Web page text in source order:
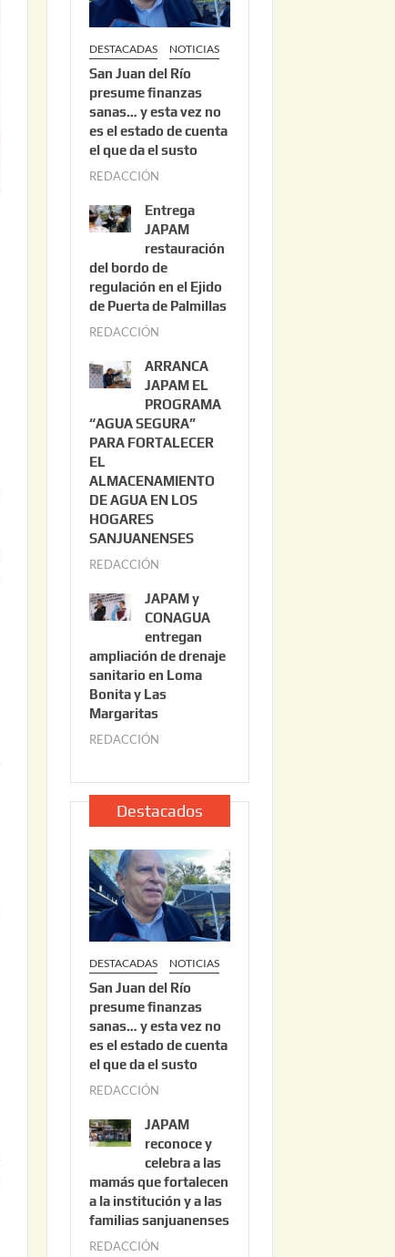
DESTACADAS NOTICIAS
San Juan del Río
presume finanzas
sanas… y esta vez no
es el estado de cuenta
el que da el susto
REDACCIÓN
o
s
t
o
3
2
0
2
6
Entrega
JAPAM
restauración
del bordo de
regulación en el Ejido
de Puerta de Palmillas
REDACCIÓN
l
i
o
2
0
ARRANCA
JAPAM EL
PROGRAMA
“AGUA SEGURA”
PARA FORTALECER
EL
ALMACENAMIENTO
DE AGUA EN LOS
HOGARES
SANJUANENSES
REDACCIÓN
l
i
o
2
2
2
6
JAPAM y
CONAGUA
entregan
ampliación de drenaje
sanitario en Loma
Bonita y Las
Margaritas
REDACCIÓN
l
i
o
2
2
,
2
0
2
6
Destacados
DESTACADAS NOTICIAS
San Juan del Río
presume finanzas
sanas… y esta vez no
es el estado de cuenta
el que da el susto
REDACCIÓN
s
t
o
3
JAPAM
reconoce y
celebra a las
mamás que fortalecen
a la institución y a las
familias sanjuanenses
REDACCIÓN